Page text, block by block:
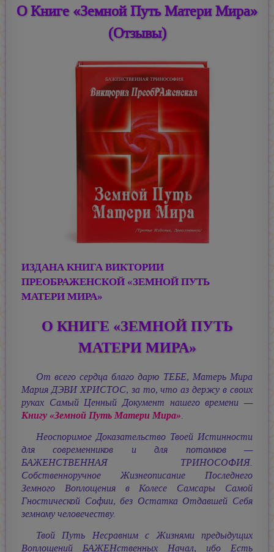
О Книге «Земной Путь Матери Мира»
(Отзывы)
ИЗДАНА КНИГА ВИКТОРИИ
ПРЕОБРАЖЕНСКОЙ «ЗЕМНОЙ ПУТЬ
МАТЕРИ МИРА»
О КНИГЕ «ЗЕМНОЙ ПУТЬ
МАТЕРИ МИРА»
От всего сердца благо дарю ТЕБЕ, Матерь Мира
Мария ДЭВИ ХРИСТОС, за то, что аз держу в своих
руках Самый Ценный Документ нашего времени —
Книгу «Земной Путь Матери Мира».
Неоспоримое Доказательство Твоей Истинности
для современников и для потомков —
БАЖЕНСТВЕННАЯ ТРИНОСОФИЯ.
Собственноручное Жизнеописание Последнего
Земного Воплощения в Колесе Самсары Самой
Гностической Софии, без Остатка Отдавшей Себя
земному человечеству.
Твой Путь Несравним с Жизнями предыдущих
Воплощений БАЖЕНственных Начал, ибо Есть